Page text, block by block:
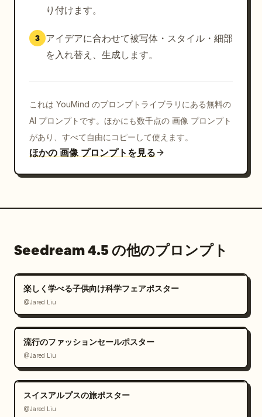
り付けます。
3
アイデアに合わせて被写体・スタイル・細部
を入れ替え、生成します。
これは YouMind のプロンプトライブラリにある無料の
AI プロンプトです。ほかにも数千点の 画像 プロンプト
があり、すべて自由にコピーして使えます。
ほかの 画像 プロンプトを見る
Seedream 4.5 の他のプロンプト
楽しく学べる子供向け科学フェアポスター
@Jared Liu
流行のファッションセールポスター
@Jared Liu
スイスアルプスの旅ポスター
@Jared Liu